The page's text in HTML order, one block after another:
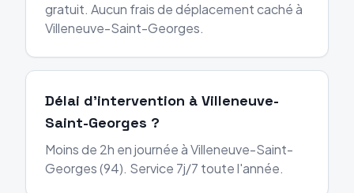
gratuit. Aucun frais de déplacement caché à
Villeneuve-Saint-Georges.
Délai d'intervention à Villeneuve-
Saint-Georges ?
Moins de 2h en journée à Villeneuve-Saint-
Georges (94). Service 7j/7 toute l'année.